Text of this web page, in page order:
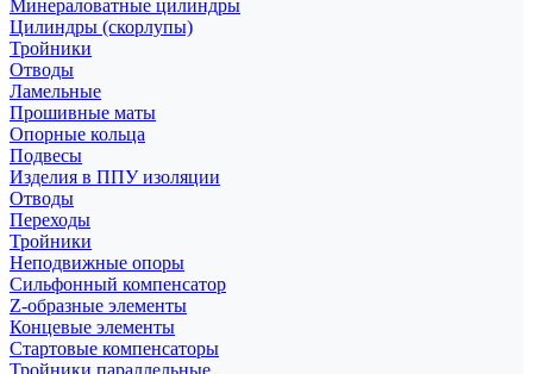
Минераловатные цилиндры
Цилиндры (скорлупы)
Тройники
Отводы
Ламельные
Прошивные маты
Опорные кольца
Подвесы
Изделия в ППУ изоляции
Отводы
Переходы
Тройники
Неподвижные опоры
Cильфонный компенсатор
Z-образные элементы
Концевые элементы
Стартовые компенсаторы
Тройники параллельные